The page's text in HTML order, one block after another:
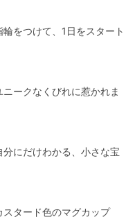
輪をつけて、1日をスタート
ニークなくびれに惹かれま
分にだけわかる、小さな宝
スタード色のマグカップ